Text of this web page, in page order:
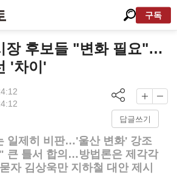
구독
장 후보들 "변화 필요"…
'차이'
답글쓰기
일제히 비판…'울산 변화' 강조
큰 틀서 합의…방법론은 제각각
자 김상욱만 지하철 대안 제시